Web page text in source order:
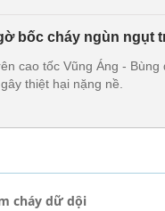
bốc cháy ngùn ngụt
cao tốc Vũng Áng -
thiệt hại nặng nề.
cháy dữ dội